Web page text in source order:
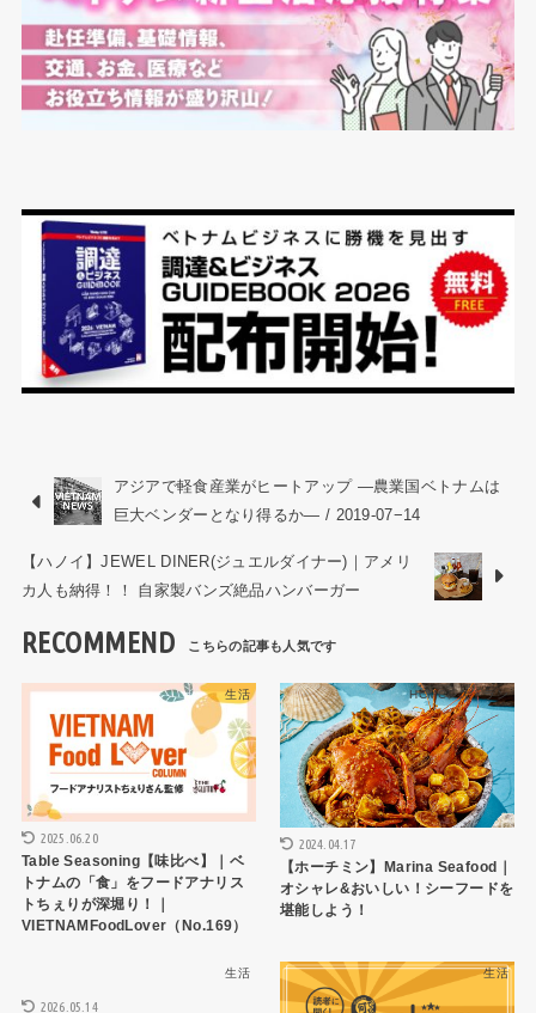
アジアで軽食産業がヒートアップ ―農業国ベトナムは
巨大ベンダーとなり得るか― / 2019-07−14
【ハノイ】JEWEL DINER(ジュエルダイナー)｜アメリ
カ人も納得！！ 自家製バンズ絶品ハンバーガー
RECOMMEND
生活
2025.06.20
Table Seasoning【味比べ】｜ベ
トナムの「食」をフードアナリス
トちぇりが深堀り！｜
VIETNAMFoodLover（No.169）
HCMCレストラン
2024.04.17
【ホーチミン】Marina Seafood｜
オシャレ&おいしい！シーフードを
堪能しよう！
生活
2026.05.14
生活